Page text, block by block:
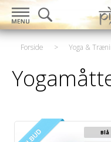
Forside > Yoga &
Blå